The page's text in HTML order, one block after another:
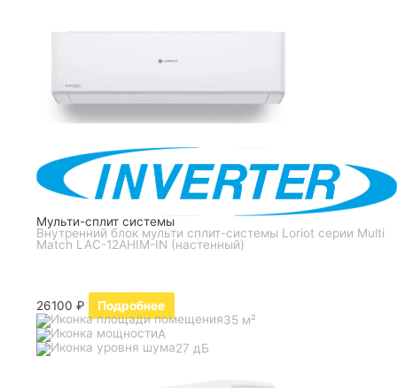
Мульти-сплит системы
Внутренний блок мульти сплит-системы Loriot серии Multi
Match LAC-12AHIM-IN (настенный)
26100₽
Подробнее
35 м²
A
27 дБ